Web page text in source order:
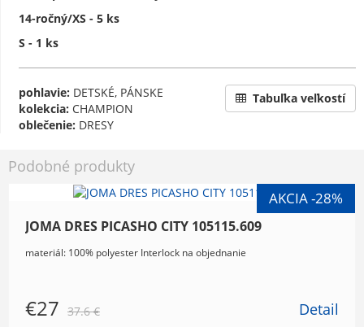
14-ročný/XS - 5 ks
S - 1 ks
Tabuľka veľkostí
pohlavie: DETSKÉ, PÁNSKE
kolekcia: CHAMPION
oblečenie: DRESY
Podobné produkty
JOMA DRES PICASHO CITY 105115.609
materiál: 100% polyester Interlock na objednanie
€27 37.6 € Detail